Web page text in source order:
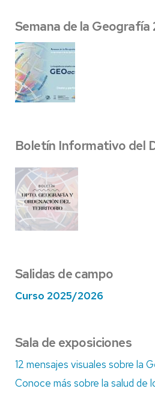
Semana de la Geografía
Boletín Informativo del
Salidas de campo
Curso 2025/2026
Sala de exposiciones
12 mensajes visuales sobre la
Conoce más sobre la salud de